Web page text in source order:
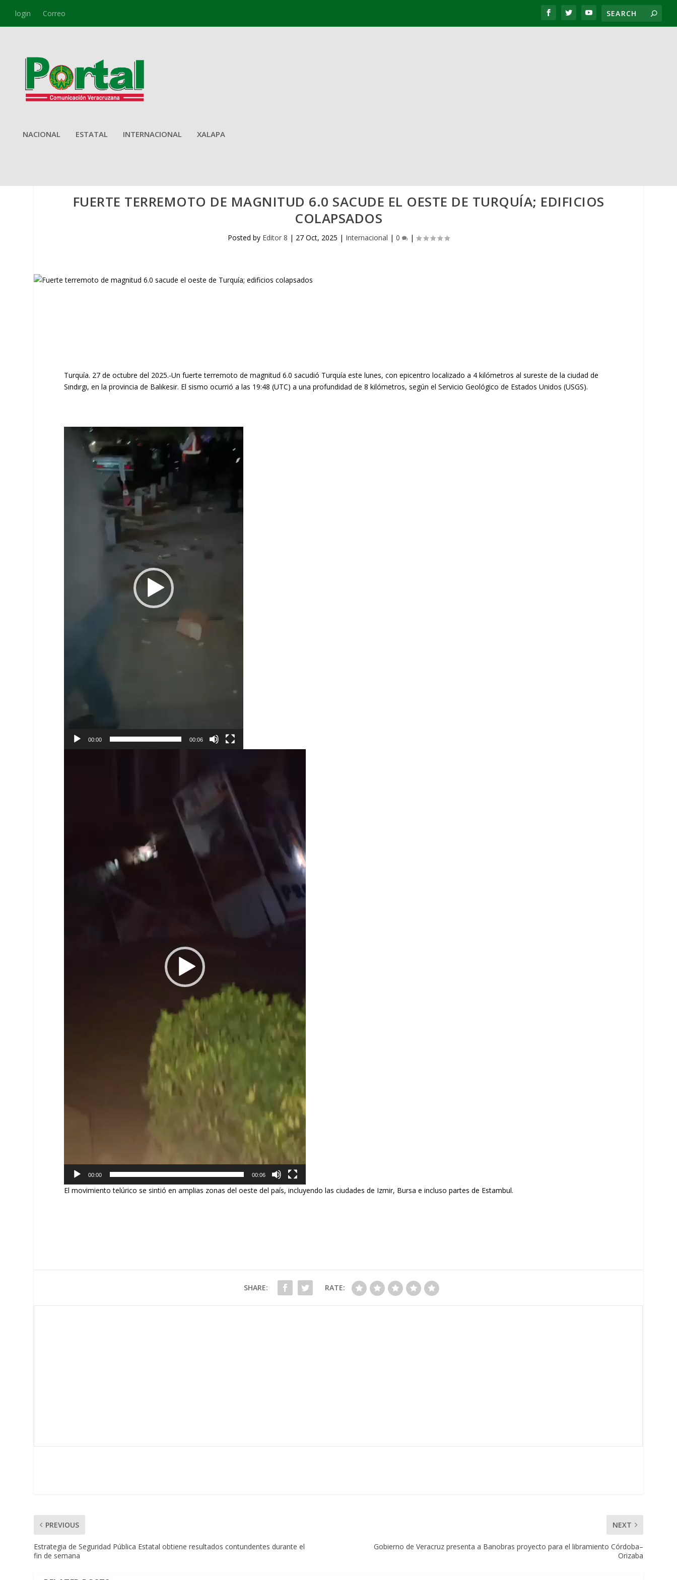
login Correo
NACIONAL ESTATAL INTERNACIONAL XALAPA
FUERTE TERREMOTO DE MAGNITUD 6.0 SACUDE EL OESTE DE TURQUÍA; EDIFICIOS
COLAPSADOS
Posted by Editor 8 | 27 Oct, 2025 | Internacional | 0 |
Turquía. 27 de octubre del 2025.-Un fuerte terremoto de magnitud 6.0 sacudió Turquía este lunes, con epicentro localizado a 4 kilómetros al sureste de la ciudad de
Sındırgı, en la provincia de Balıkesir. El sismo ocurrió a las 19:48 (UTC) a una profundidad de 8 kilómetros, según el Servicio Geológico de Estados Unidos (USGS).
Reproductor
00:00 00:06
00:00 00:06
El movimiento telúrico se sintió en amplias zonas del oeste del país, incluyendo las ciudades de Izmir, Bursa e incluso partes de Estambul.
SHARE: RATE:
PREVIOUS
Estrategia de Seguridad Pública Estatal obtiene resultados contundentes durante el
fin de semana
NEXT
Gobierno de Veracruz presenta a Banobras proyecto para el libramiento Córdoba–
Orizaba